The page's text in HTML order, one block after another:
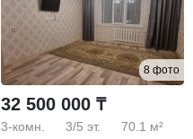
8 фото
32 500 000 ₸
3-комн. 3/5 эт. 70.1 м²